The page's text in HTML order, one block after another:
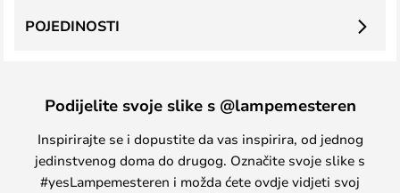
POJEDINOSTI
Podijelite svoje slike s @lampemesteren
Inspirirajte se i dopustite da vas inspirira, od jednog
jedinstvenog doma do drugog. Označite svoje slike s
#yesLampemesteren i možda ćete ovdje vidjeti svoj